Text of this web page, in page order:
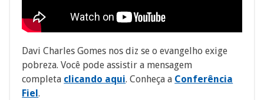
Davi Charles Gomes nos diz se o evangelho exige
pobreza. Você pode assistir a mensagem
completa clicando aqui. Conheça a Conferência
Fiel.